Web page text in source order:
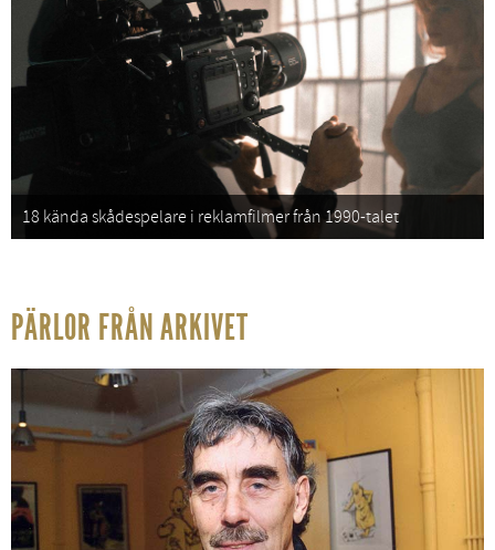
18 kända skådespelare i reklamfilmer från 1990-talet
PÄRLOR FRÅN ARKIVET